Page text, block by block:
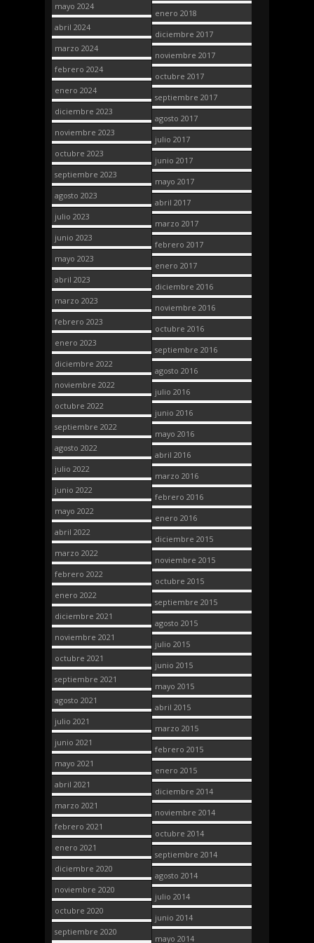
mayo 2024
abril 2024
marzo 2024
febrero 2024
enero 2024
diciembre 2023
noviembre 2023
octubre 2023
septiembre 2023
agosto 2023
julio 2023
junio 2023
mayo 2023
abril 2023
marzo 2023
febrero 2023
enero 2023
diciembre 2022
noviembre 2022
octubre 2022
septiembre 2022
agosto 2022
julio 2022
junio 2022
mayo 2022
abril 2022
marzo 2022
febrero 2022
enero 2022
diciembre 2021
noviembre 2021
octubre 2021
septiembre 2021
agosto 2021
julio 2021
junio 2021
mayo 2021
abril 2021
marzo 2021
febrero 2021
enero 2021
diciembre 2020
noviembre 2020
octubre 2020
septiembre 2020
enero 2018
diciembre 2017
noviembre 2017
octubre 2017
septiembre 2017
agosto 2017
julio 2017
junio 2017
mayo 2017
abril 2017
marzo 2017
febrero 2017
enero 2017
diciembre 2016
noviembre 2016
octubre 2016
septiembre 2016
agosto 2016
julio 2016
junio 2016
mayo 2016
abril 2016
marzo 2016
febrero 2016
enero 2016
diciembre 2015
noviembre 2015
octubre 2015
septiembre 2015
agosto 2015
julio 2015
junio 2015
mayo 2015
abril 2015
marzo 2015
febrero 2015
enero 2015
diciembre 2014
noviembre 2014
octubre 2014
septiembre 2014
agosto 2014
julio 2014
junio 2014
mayo 2014